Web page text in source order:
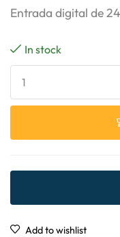
Entrada digital de
In stock
Add to wishlist